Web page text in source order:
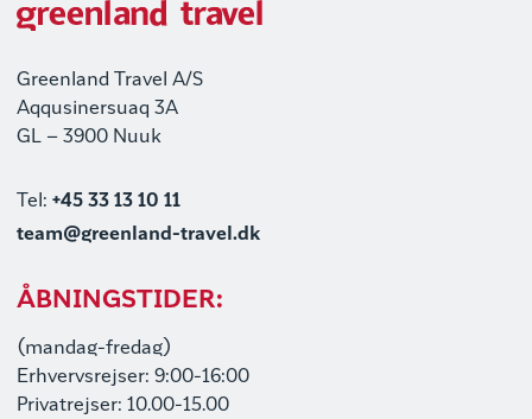
Greenland Travel A/S
Aqqusinersuaq 3A
GL – 3900 Nuuk
Tel: +45 33 13 10 11
team@greenland-travel.dk
ÅBNINGSTIDER:
(mandag-fredag)
Erhvervsrejser: 9:00-16:00
Privatrejser: 10.00-15.00